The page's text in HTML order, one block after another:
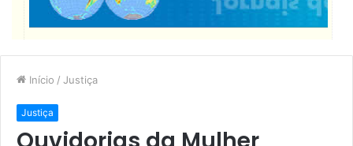
Início / Justiça
Justiça